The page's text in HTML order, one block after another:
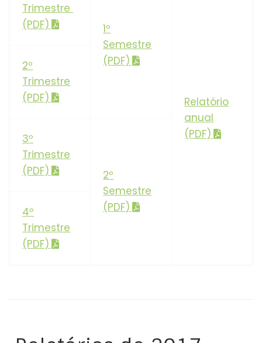
Trimestre
(PDF)
1º
Semestre
(PDF)
Relatório
anual
(PDF)
2º
Trimestre
(PDF)
3º
Trimestre
(PDF)
2º
Semestre
(PDF)
4º
Trimestre
(PDF)